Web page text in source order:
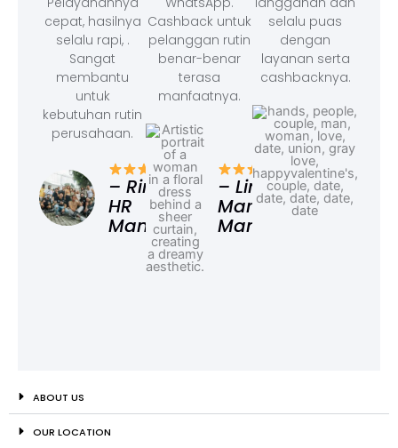
cepat, hasilnya
selalu rapi, .
Sangat
membantu
untuk
kebutuhan rutin
perusahaan.
– Rina,
HR
Manager
Cashback untuk
pelanggan rutin
benar-benar
terasa
manfaatnya.
– Linda,
Marketing
Manager
selalu puas
dengan
layanan serta
cashbacknya.
ABOUT US
OUR LOCATION